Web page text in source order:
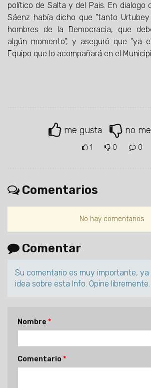
político de Salta y del Pais. En dialogo
Sáenz había dicho que "tanto
hombres de la Democracia, que
algún momento", y aseguró que "ya
Equipo que lo acompañará en el
me gusta no
1 0 0
Comentarios
No hay comentarios
Comentar
Su comentario es muy importante, ya
idea sobre esta Info. Opine libremente.
Nombre
Comentario